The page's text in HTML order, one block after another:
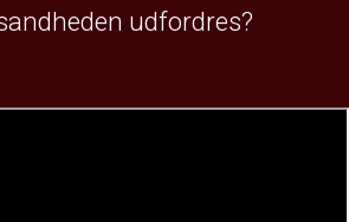
udfordres?